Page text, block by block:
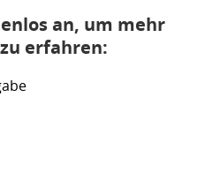
an, um mehr
erfahren: